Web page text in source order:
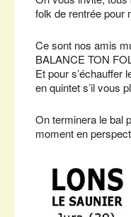
folk de rentrée pour
Ce sont nos amis
BALANCE TON
Et pour s’échauffer
en quintet s’il vous
On terminera le bal
moment en